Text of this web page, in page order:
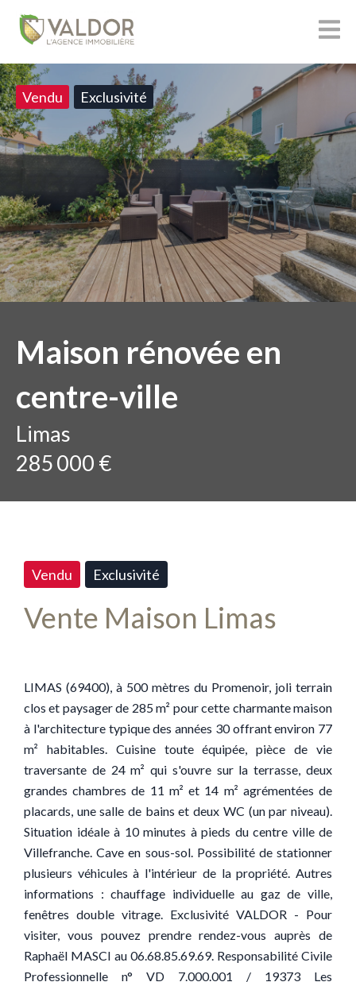
Vendu Exclusivité
Maison rénovée en
centre-ville
Limas
285 000 €
Vendu Exclusivité
Vente Maison Limas
LIMAS (69400), à 500 mètres du Promenoir, joli terrain
clos et paysager de 285 m² pour cette charmante maison
à l'architecture typique des années 30 offrant environ 77
m² habitables. Cuisine toute équipée, pièce de vie
traversante de 24 m² qui s'ouvre sur la terrasse, deux
grandes chambres de 11 m² et 14 m² agrémentées de
placards, une salle de bains et deux WC (un par niveau).
Situation idéale à 10 minutes à pieds du centre ville de
Villefranche. Cave en sous-sol. Possibilité de stationner
plusieurs véhicules à l'intérieur de la propriété. Autres
informations : chauffage individuelle au gaz de ville,
fenêtres double vitrage. Exclusivité VALDOR - Pour
visiter, vous pouvez prendre rendez-vous auprès de
Raphaël MASCI au 06.68.85.69.69. Responsabilité Civile
Professionnelle n° VD 7.000.001 / 19373 Les